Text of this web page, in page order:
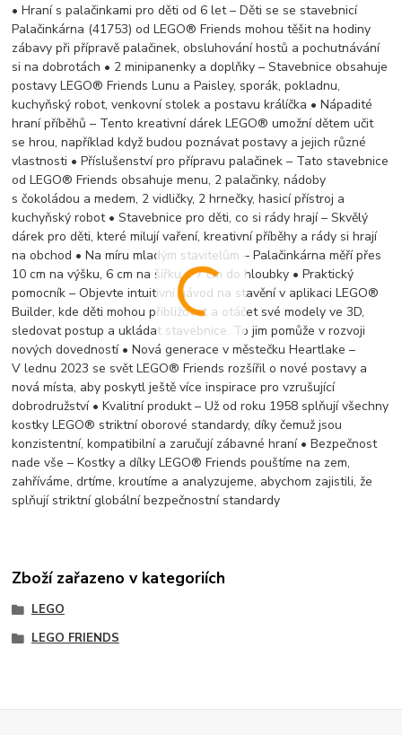
• Hraní s palačinkami pro děti od 6 let – Děti se se stavebnicí
Palačinkárna (41753) od LEGO® Friends mohou těšit na hodiny
zábavy při přípravě palačinek, obsluhování hostů a pochutnávání
si na dobrotách • 2 minipanenky a doplňky – Stavebnice obsahuje
postavy LEGO® Friends Lunu a Paisley, sporák, pokladnu,
kuchyňský robot, venkovní stolek a postavu králíčka • Nápadité
hraní příběhů – Tento kreativní dárek LEGO® umožní dětem učit
se hrou, například když budou poznávat postavy a jejich různé
vlastnosti • Příslušenství pro přípravu palačinek – Tato stavebnice
od LEGO® Friends obsahuje menu, 2 palačinky, nádoby
s čokoládou a medem, 2 vidličky, 2 hrnečky, hasicí přístroj a
kuchyňský robot • Stavebnice pro děti, co si rády hrají – Skvělý
dárek pro děti, které milují vaření, kreativní příběhy a rády si hrají
na obchod • Na míru mladým stavitelům – Palačinkárna měří přes
10 cm na výšku, 6 cm na šířku a 7 cm do hloubky • Praktický
pomocník – Objevte intuitivní návod na stavění v aplikaci LEGO®
Builder, kde děti mohou přibližovat a otáčet své modely ve 3D,
sledovat postup a ukládat stavebnice. To jim pomůže v rozvoji
nových dovedností • Nová generace v městečku Heartlake –
V lednu 2023 se svět LEGO® Friends rozšířil o nové postavy a
nová místa, aby poskytl ještě více inspirace pro vzrušující
dobrodružství • Kvalitní produkt – Už od roku 1958 splňují všechny
kostky LEGO® striktní oborové standardy, díky čemuž jsou
konzistentní, kompatibilní a zaručují zábavné hraní • Bezpečnost
nade vše – Kostky a dílky LEGO® Friends pouštíme na zem,
zahříváme, drtíme, kroutíme a analyzujeme, abychom zajistili, že
splňují striktní globální bezpečnostní standardy
Zboží zařazeno v kategoriích
LEGO
LEGO FRIENDS